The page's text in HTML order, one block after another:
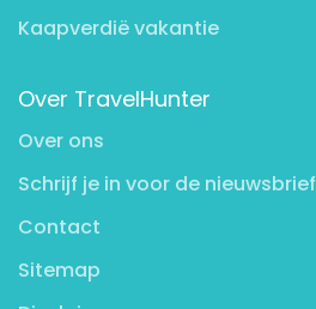
Kaapverdië vakantie
Over TravelHunter
Over ons
Schrijf je in voor de nieuwsbrief
Contact
Sitemap